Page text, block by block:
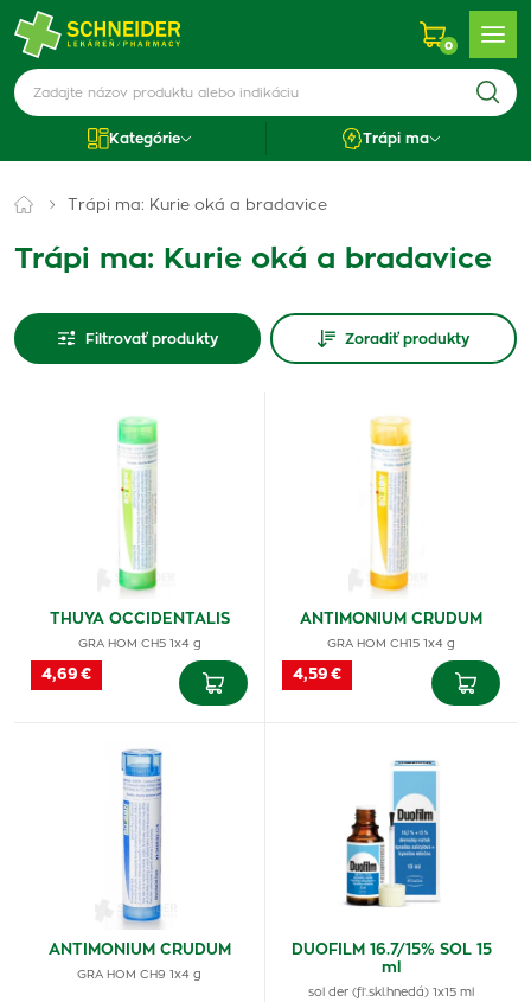
0
Kategórie Trápi ma
Trápi ma: Kurie oká a bradavice
Trápi ma: Kurie oká a bradavice
Filtrovať produkty Zoradiť produkty
THUYA OCCIDENTALIS
GRA HOM CH5 1x4 g
4,69 €
ANTIMONIUM CRUDUM
GRA HOM CH15 1x4 g
4,59 €
ANTIMONIUM CRUDUM
GRA HOM CH9 1x4 g
DUOFILM 16.7/15% SOL 15
ml
sol der (fľ.skl.hnedá) 1x15 ml